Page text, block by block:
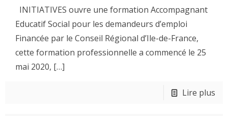
INITIATIVES ouvre une formation Accompagnant
Educatif Social pour les demandeurs d’emploi
Financée par le Conseil Régional d’Ile-de-France,
cette formation professionnelle a commencé le 25
mai 2020, […]
Lire plus